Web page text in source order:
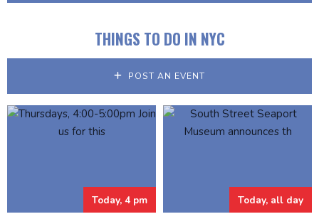
THINGS TO DO IN NYC
POST AN EVENT
Today, 4 pm Today, all day